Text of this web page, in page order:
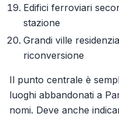
Edifici ferroviari
stazione
Grandi ville
riconversione
Il punto centrale è
luoghi abbandonati a
nomi. Deve anche